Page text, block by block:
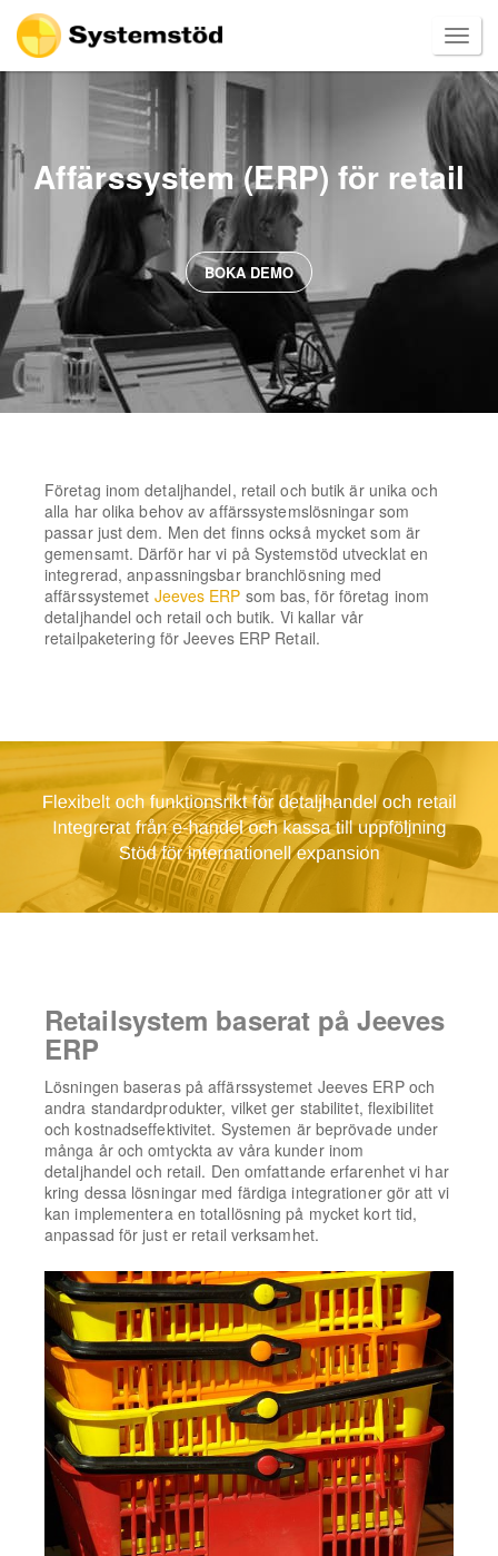
Affärssystem (ERP) för retail
BOKA DEMO
Företag inom detaljhandel, retail och butik är unika och
alla har olika behov av affärssystemslösningar som
passar just dem. Men det finns också mycket som är
gemensamt. Därför har vi på Systemstöd utvecklat en
integrerad, anpassningsbar branchlösning med
affärssystemet Jeeves ERP som bas, för företag inom
detaljhandel och retail och butik. Vi kallar vår
retailpaketering för Jeeves ERP Retail.
Retailsystem baserat på Jeeves
ERP
Lösningen baseras på affärssystemet Jeeves ERP och
andra standardprodukter, vilket ger stabilitet, flexibilitet
och kostnadseffektivitet. Systemen är beprövade under
många år och omtyckta av våra kunder inom
detaljhandel och retail. Den omfattande erfarenhet vi har
kring dessa lösningar med färdiga integrationer gör att vi
kan implementera en totallösning på mycket kort tid,
anpassad för just er retail verksamhet.